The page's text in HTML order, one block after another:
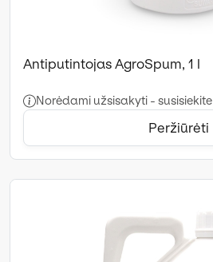
Antiputintojas AgroSpum, 1 l
Norėdami užsisakyti - susisiekite
Peržiūrėti